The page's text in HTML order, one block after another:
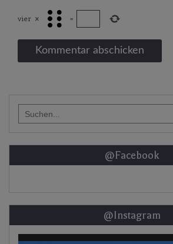
vier × =
for:
@Facebook
@Instagram